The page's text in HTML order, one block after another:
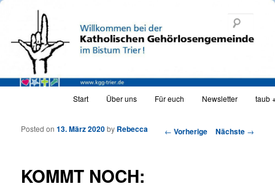
KGG_web
Zum Inhalt wechseln
Zum sekundären Inhalt wechseln
Start Über uns Für euch Newsletter taub
Artikelnavigation
← Vorherige Nächste →
KOMMT NOCH:
Posted on13. März 2020by Rebecca